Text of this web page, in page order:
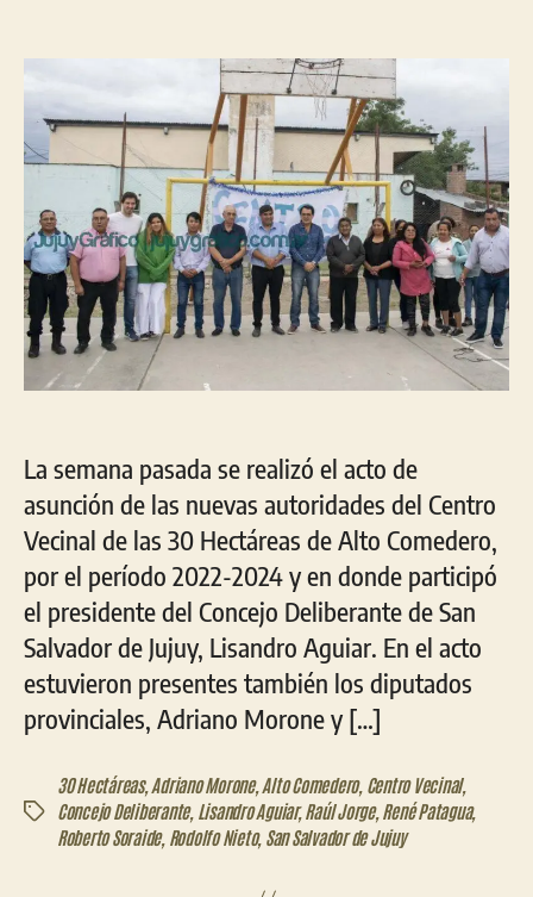
entrada
La semana pasada se realizó el acto de
asunción de las nuevas autoridades del Centro
Vecinal de las 30 Hectáreas de Alto Comedero,
por el período 2022-2024 y en donde participó
el presidente del Concejo Deliberante de San
Salvador de Jujuy, Lisandro Aguiar. En el acto
estuvieron presentes también los diputados
provinciales, Adriano Morone y […]
Etiquetas
30 Hectáreas, Adriano Morone, Alto Comedero, Centro Vecinal,
Concejo Deliberante, Lisandro Aguiar,Raúl Jorge, René Patagua,
Roberto Soraide, Rodolfo Nieto, San Salvador de Jujuy